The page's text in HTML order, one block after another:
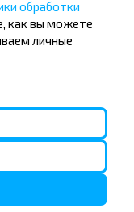
Пуща
обработки
как вы можете
личные